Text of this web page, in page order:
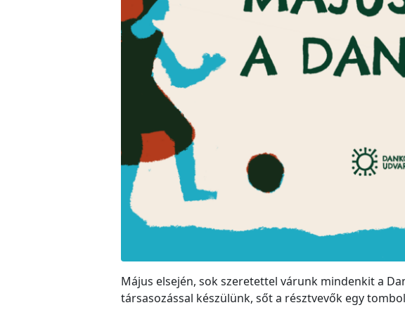
Május elsején, sok szeretettel várunk mindenkit a
társasozással készülünk, sőt a résztvevők egy